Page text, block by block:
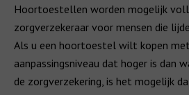
Hoortoestellen worden mogelijk
zorgverzekeraar voor mensen die
Als u een hoortoestel wilt kopen
aanpassingsniveau dat hoger is dan
de zorgverzekering, is het mogelijk